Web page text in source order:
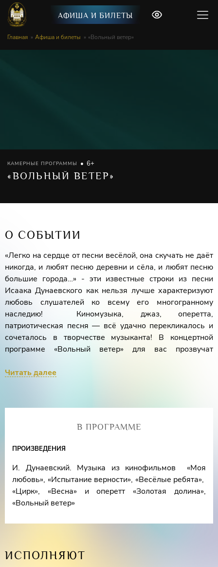
АФИША И БИЛЕТЫ
Главная Афиша и билеты «Вольный ветер»
КАМЕРНЫЕ ПРОГРАММЫ 6+
«ВОЛЬНЫЙ ВЕТЕР»
О СОБЫТИИ
«Легко на сердце от песни весёлой, она скучать не даёт
никогда, и любят песню деревни и сёла, и любят песню
большие города…» - эти известные строки из песни
Исаака Дунаевского как нельзя лучше характеризуют
любовь слушателей ко всему его многогранному
наследию! Киномузыка, джаз, оперетта,
патриотическая песня — всё удачно перекликалось и
сочеталось в творчестве музыканта! В концертной
программе «Вольный ветер» для вас прозвучат
любовь», «Испытание верности», «Весёлые ребята»,
(сопрано)
(фортепиано)
Конферансье – Игорь Тарасенко
Читать далее
В ПРОГРАММЕ
ПРОИЗВЕДЕНИЯ
И. Дунаевский. Музыка из кинофильмов «Моя
любовь», «Испытание верности», «Весёлые ребята»,
«Цирк», «Весна» и оперетт «Золотая долина»,
«Вольный ветер»
ИСПОЛНЯЮТ